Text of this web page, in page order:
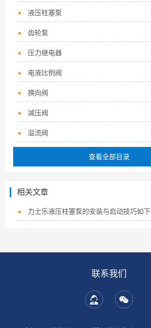
液压柱塞泵
齿轮泵
压力继电器
电液比例阀
换向阀
减压阀
溢流阀
查看全部目录
相关文章
力士乐液压柱塞泵的安装与启动技巧如下
联系我们